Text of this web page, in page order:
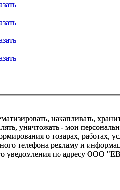
накапливать,
уничтожать - мои
о товарах, работах,
телефона рекламу и
уведомления по адресу ООО